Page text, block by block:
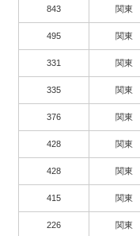
843 関東
495 関東
331 関東
335 関東
376 関東
428 関東
428 関東
415 関東
226 関東